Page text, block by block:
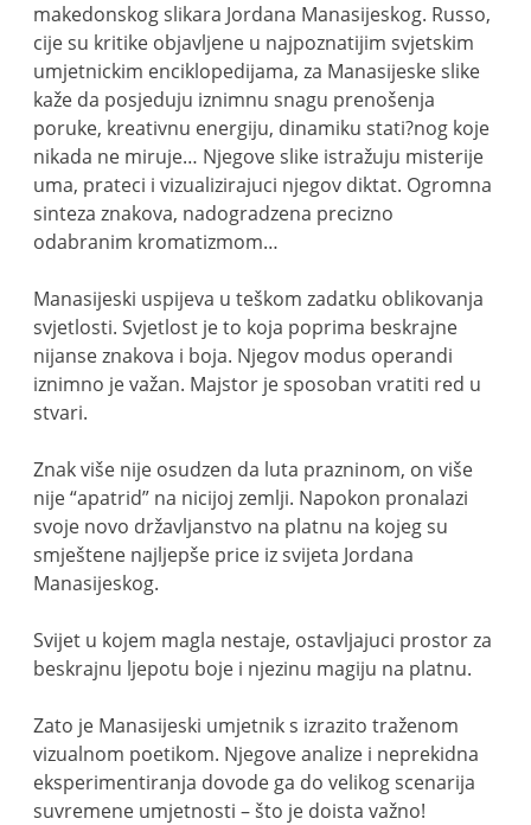
makedonskog slikara Jordana Manasijeskog. Russo,
cije su kritike objavljene u najpoznatijim svjetskim
umjetnickim enciklopedijama, za Manasijeske slike
kaže da posjeduju iznimnu snagu prenošenja
poruke, kreativnu energiju, dinamiku stati?nog koje
nikada ne miruje… Njegove slike istražuju misterije
uma, prateci i vizualizirajuci njegov diktat. Ogromna
sinteza znakova, nadogradzena precizno
odabranim kromatizmom…
Manasijeski uspijeva u teškom zadatku oblikovanja
svjetlosti. Svjetlost je to koja poprima beskrajne
nijanse znakova i boja. Njegov modus operandi
iznimno je važan. Majstor je sposoban vratiti red u
stvari.
Znak više nije osudzen da luta prazninom, on više
nije “apatrid” na nicijoj zemlji. Napokon pronalazi
svoje novo državljanstvo na platnu na kojeg su
smještene najljepše price iz svijeta Jordana
Manasijeskog.
Svijet u kojem magla nestaje, ostavljajuci prostor za
beskrajnu ljepotu boje i njezinu magiju na platnu.
Zato je Manasijeski umjetnik s izrazito traženom
vizualnom poetikom. Njegove analize i neprekidna
eksperimentiranja dovode ga do velikog scenarija
suvremene umjetnosti – što je doista važno!